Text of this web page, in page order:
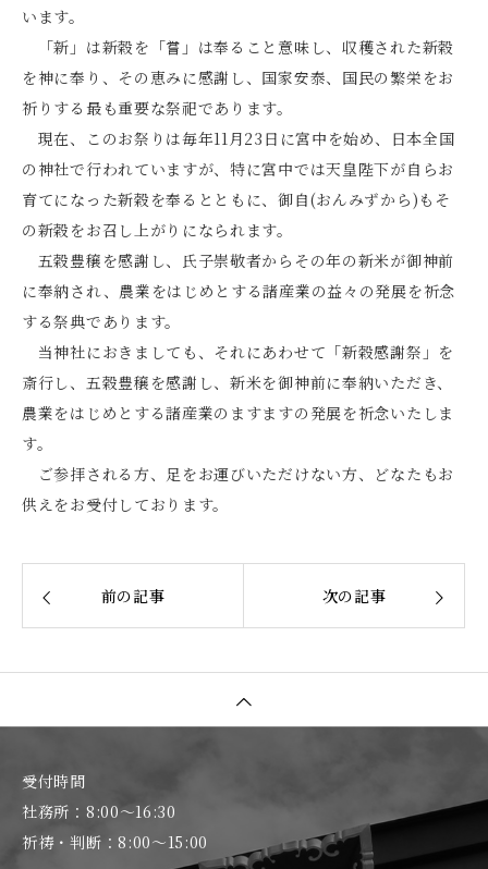
います。
「新」は新穀を「嘗」は奉ること意味し、収穫された新穀
を神に奉り、その恵みに感謝し、国家安泰、国民の繁栄をお
祈りする最も重要な祭祀であります。
現在、このお祭りは毎年11月23日に宮中を始め、日本全国
の神社で行われていますが、特に宮中では天皇陛下が自らお
育てになった新穀を奉るとともに、御自(おんみずから)もそ
の新穀をお召し上がりになられます。
五穀豊穣を感謝し、氏子崇敬者からその年の新米が御神前
に奉納され、農業をはじめとする諸産業の益々の発展を祈念
する祭典であります。
当神社におきましても、それにあわせて「新穀感謝祭」を
斎行し、五穀豊穣を感謝し、新米を御神前に奉納いただき、
農業をはじめとする諸産業のますますの発展を祈念いたしま
す。
ご参拝される方、足をお運びいただけない方、どなたもお
供えをお受付しております。
前の記事 次の記事
受付時間
社務所：8:00～16:30
祈祷・判断：8:00～15:00